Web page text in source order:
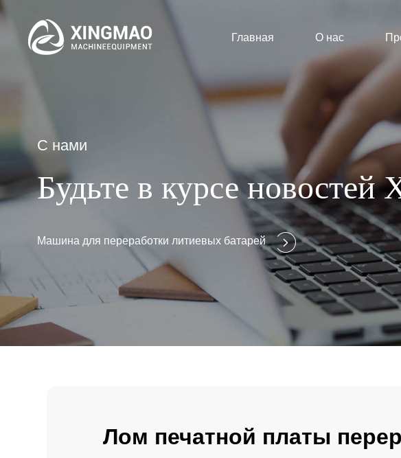
Главная О нас
С нами
Будьте в курсе новостей
Машина для переработки литиевых батарей
Лом печатной платы